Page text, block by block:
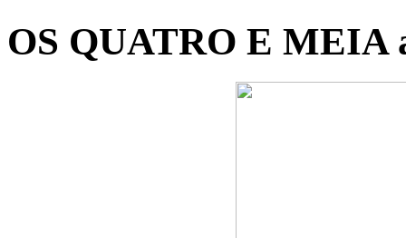
OS QUATRO E MEIA